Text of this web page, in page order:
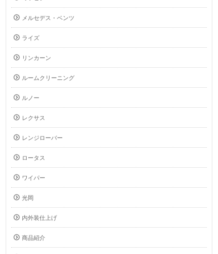
メルセデス・ベンツ
ライズ
リンカーン
ルームクリーニング
ルノー
レクサス
レンジローバー
ロータス
ワイパー
光岡
内外装仕上げ
商品紹介